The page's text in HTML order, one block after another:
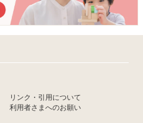
リンク・引用について
利用者さまへのお願い